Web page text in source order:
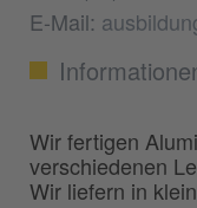
E-Mail:
Wir fertigen
verschiedenen
Wir liefern in